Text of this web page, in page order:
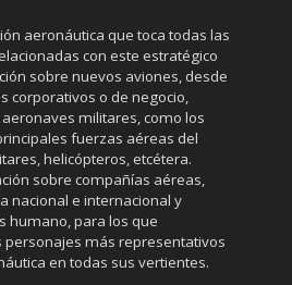
aeronáutica que toca todas las
con este estratégico
sobre nuevos aviones, desde
corporativos o de negocio,
militares, como los
fuerzas aéreas del
helicópteros, etcétera.
sobre compañías aéreas,
nacional e internacional y
humano, para los que
personajes más representativos
en todas sus vertientes.